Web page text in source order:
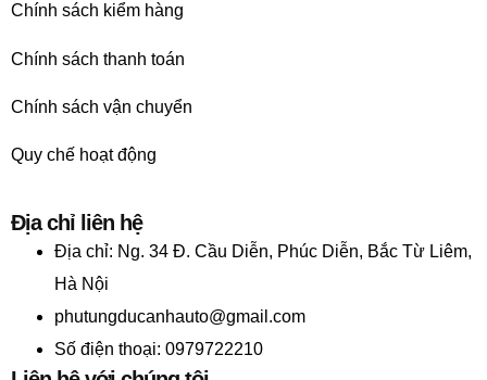
Chính sách kiểm hàng
Chính sách thanh toán
Chính sách vận chuyển
Quy chế hoạt động
Địa chỉ liên hệ
Địa chỉ: Ng. 34 Đ. Cầu Diễn, Phúc Diễn, Bắc Từ Liêm,
Hà Nội
phutungducanhauto@gmail.com
Số điện thoại: 0979722210